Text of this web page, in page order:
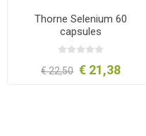
Thorne Selenium 60
capsules
€ 22,50 € 21,38